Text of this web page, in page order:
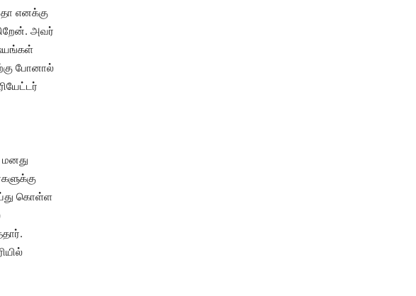
எனக்கு
அவர்
போனால்
கொள்ள